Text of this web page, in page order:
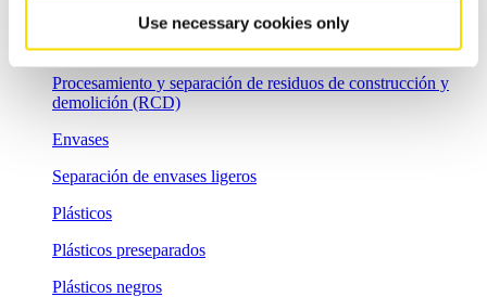
Use necessary cookies only
Residuos de construcción y demolición (RCD)
Procesamiento y separación de residuos de construcción y
demolición (RCD)
Envases
Separación de envases ligeros
Plásticos
Plásticos preseparados
Plásticos negros